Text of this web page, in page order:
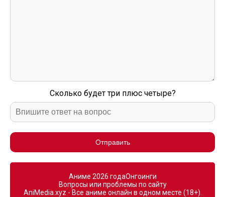
Сколько будет три плюс четыре?
Отправить
Аниме 2026 годаОнгоинги
Вопросы или проблемы по сайту
AniMedia.xyz - Все аниме онлайн в одном месте (18+).